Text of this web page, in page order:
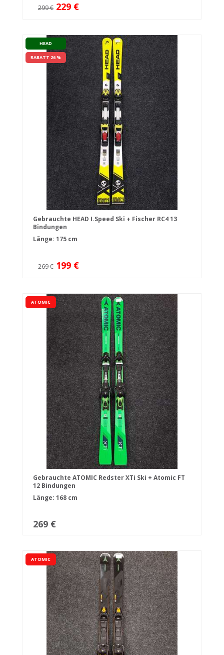
299 € 229 €
HEAD
RABATT 26 %
Gebrauchte HEAD I.Speed Ski + Fischer RC4 13
Bindungen
Länge: 175 cm
269 € 199 €
ATOMIC
Gebrauchte ATOMIC Redster XTi Ski + Atomic FT
12 Bindungen
Länge: 168 cm
269 €
ATOMIC